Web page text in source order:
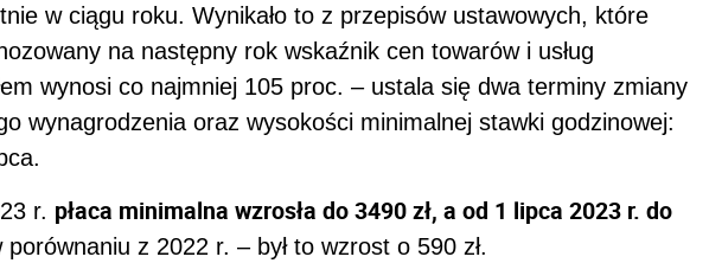
w ciągu roku. Wynikało to z przepisów ustawowych, które
na następny rok wskaźnik cen towarów i usług
wynosi co najmniej 105 proc. – ustala się dwa terminy zmiany
wynagrodzenia oraz wysokości minimalnej stawki godzinowej:
r. płaca minimalna wzrosła do 3490 zł, a od 1 lipca 2023 r. do
z 2022 r. – był to wzrost o 590 zł.